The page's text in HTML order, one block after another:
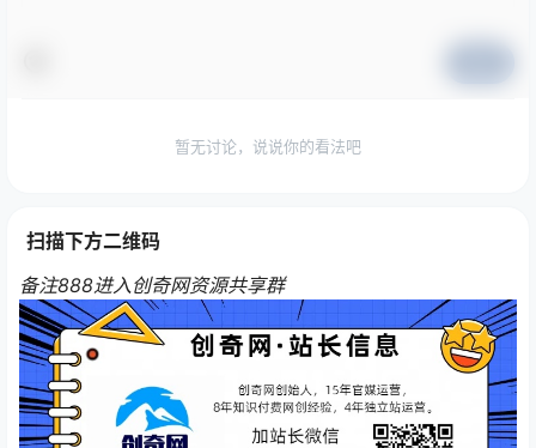
暂无讨论，说说你的看法吧
扫描下方二维码
备注888进入创奇网资源共享群